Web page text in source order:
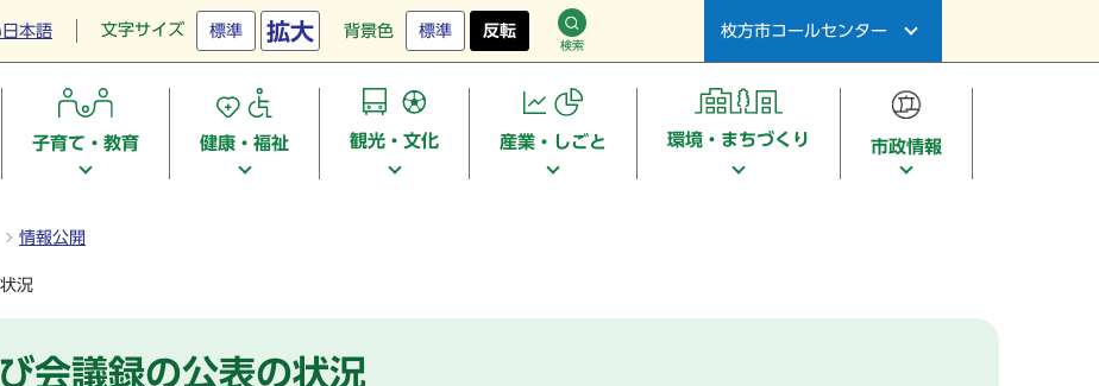
本語 文字サイズ 標準 拡大 背景色 標準 反転
検索
枚方市コールセンター
子育て・教育 健康・福祉 観光・文化 産業・しごと 環境・まちづくり 市政情報
情報公開
況
会議録の公表の状況